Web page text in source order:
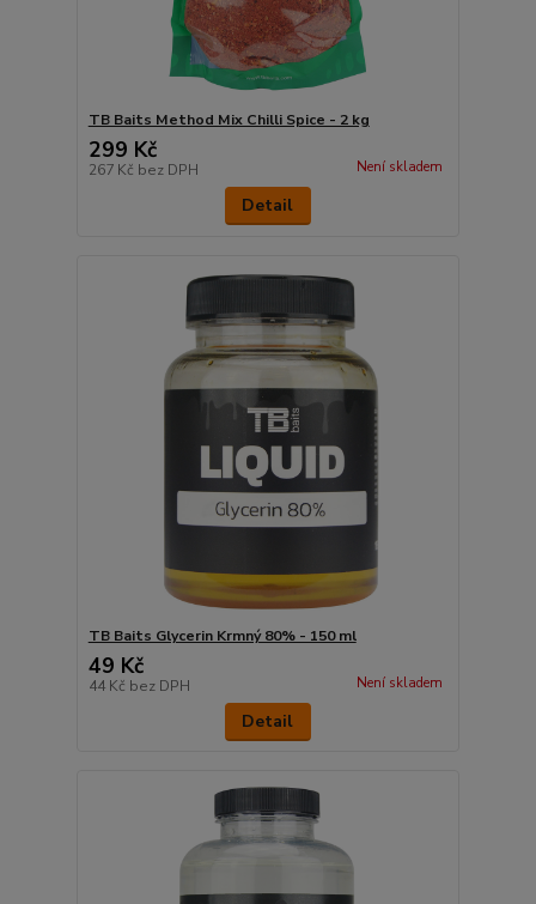
TB Baits Method Mix Chilli Spice - 2 kg
299 Kč
267 Kč bez DPH Není skladem
Detail
TB Baits Glycerin Krmný 80% - 150 ml
49 Kč
44 Kč bez DPH Není skladem
Detail